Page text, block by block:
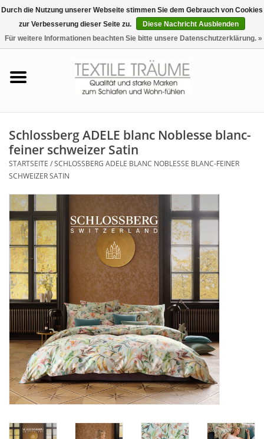
0 Artikel - €0,00
Tag & Nachtwäsche
Badezimmer & Sauna
Haus-Bademäntel
Plaids, Decken, Kissen
Mode & Accessoires
Edles aus Cashmere
Tisch & Küche
Kinder
Schlossberg ADELE blanc Noblesse blanc-
feiner schweizer Satin
STARTSEITE /SCHLOSSBERG ADELE BLANC NOBLESSE BLANC-FEINER
SCHWEIZER SATIN
Durch die Nutzung unserer Webseite stimmen Sie dem Gebrauch von Cookies
zur Verbesserung dieser Seite zu.
Diese Nachricht Ausblenden
Für weitere Informationen beachten Sie bitte unsere Datenschutzerklärung. »